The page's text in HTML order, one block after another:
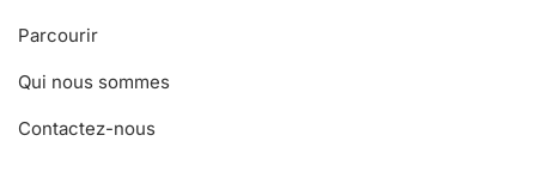
Parcourir
Qui nous sommes
Contactez-nous